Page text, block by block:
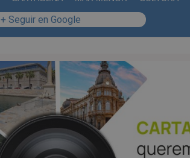
+ Seguir en Google